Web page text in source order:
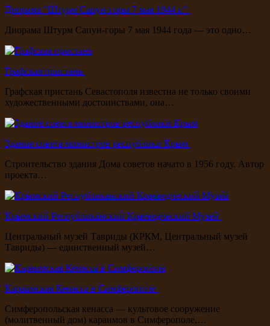
Диорама "Штурм Сапун-горы 7 мая 1944 г."
Диорама Штурм Сапун-горы 7 мая 1944 года — это одно…
Графская пристань
Графская пристань Севастополя известна не только своими
художественными достоинствами, она…
Здание совета министров республики Крым
Строительство здания Дома советов начато в 1956 году. Автор
проекта…
Крымский Республиканский Краеведческий Музей
Центральный музей Тавриды (КРКМ, Центральный музей
Тавриды) — единственный музей…
Караимская Кенасса в Симферополе
Симферопольская кенасса — культовое сооружение
(молитвенный дом) караимов в Симферополе,…